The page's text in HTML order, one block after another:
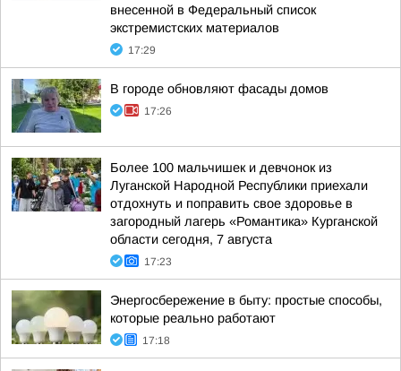
внесенной в Федеральный список
экстремистских материалов
17:29
В городе обновляют фасады домов
17:26
Более 100 мальчишек и девчонок из
Луганской Народной Республики приехали
отдохнуть и поправить свое здоровье в
загородный лагерь «Романтика» Курганской
области сегодня, 7 августа
17:23
Энергосбережение в быту: простые способы,
которые реально работают
17:18